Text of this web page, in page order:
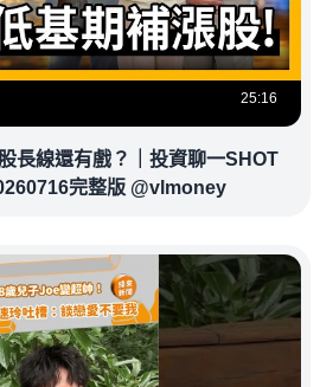
25:16
長線還有戲？｜投資聊一SHOT
完整版 @vlmoney